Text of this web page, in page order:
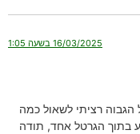
16/03/2025 בשעה 1:05
הגבוה רציתי לשאול כמה
בתוך הגרטל אחד, תודה